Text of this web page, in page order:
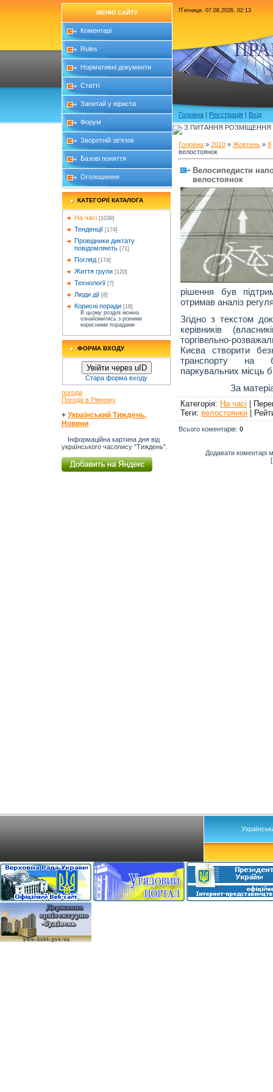
МЕНЮ САЙТУ
Коментарі
Rules
Нормативні документи
Статті
Запитай у юриста
Форум
Зворотній зв'язок
Базові поняття
Оголошення
КАТЕГОРІЇ КАТАЛОГА
На часі [1039]
Тенденції [174]
Провідники диктату
повідомляють [71]
Погляд [174]
Життя групи [120]
Технології [7]
Люди дії [8]
Корисні поради [16]
В цьому розділі можна
ознайомитись з різними
корисними порадами
ФОРМА ВХОДУ
Увійти через uID
Стара форма входу
погода
Погода в Рівному
+ Український Тиждень.
Новини
Інформаційна картина дня від
українського часопису "Тиждень".
П`ятниця, 07.08.2026, 02:13
Головна | Реєстрація | Вхід
З ПИТАННЯ РОЗМІЩЕННЯ
Головна » 2010 » Жовтень » 8
велостоянок
Велосипедисти
велостоянок
рішення був
отримав аналіз
Згідно з текстом
керівників
торгівельно-
Києва створити
транспорту на
паркувальних місць
За
Категорія: На часі |
Теги: велостоянки |
Всього коментарів: 0
Додавати коментарі